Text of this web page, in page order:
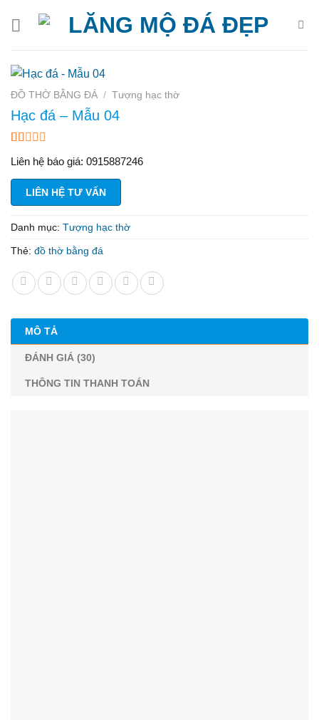
ĐỒ THỜ BẰNG ĐÁ / Tượng hạc thờ
Hạc đá – Mẫu 04
trên
5
dựa
trên
giá
Liên hệ báo giá: 0915887246
LIÊN HỆ TƯ VẤN
Danh mục: Tượng hạc thờ
Thẻ: đồ thờ bằng đá
MÔ TẢ
ĐÁNH GIÁ (30)
THÔNG TIN THANH TOÁN